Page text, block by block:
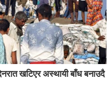
खटिएर अस्थायी बाँध बनाउदै